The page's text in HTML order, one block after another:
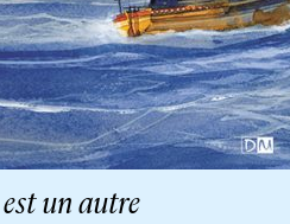
est un autre